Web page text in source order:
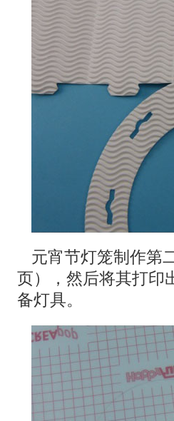
元宵节灯笼制作第
页），然后将其打印
备灯具。